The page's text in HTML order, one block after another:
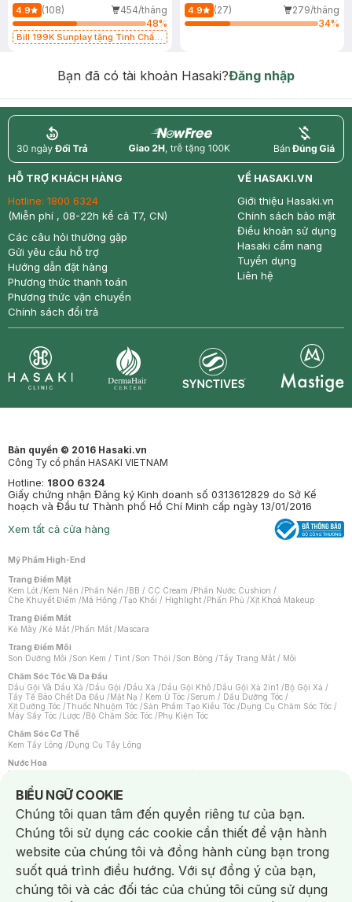
4.9 (108)
454/tháng
48%
Bill 199K Sunplay tặng Tinh Chất
4.9 (27)
279/tháng
34%
Bạn đã có tài khoản Hasaki?Đăng nhập
return nowfree price
HỖ TRỢ KHÁCH HÀNG
Hotline: 1800 6324
(Miễn phí , 08-22h kể cả T7, CN)
Các câu hỏi thường gặp
Gửi yêu cầu hỗ trợ
Hướng dẫn đặt hàng
Phương thức thanh toán
Phương thức vận chuyển
Chính sách đổi trả
VỀ HASAKI.VN
Giới thiệu Hasaki.vn
Chính sách bảo mật
Điều khoản sử dụng
Hasaki cẩm nang
Tuyển dụng
Liên hệ
Bản quyền © 2016 Hasaki.vn
Công Ty cổ phần HASAKI VIETNAM
Hotline: 1800 6324
Giấy chứng nhận Đăng ký Kinh doanh số 0313612829 do Sở Kế
hoạch và Đầu tư Thành phố Hồ Chí Minh cấp ngày 13/01/2016
Xem tất cả cửa hàng
Mỹ Phẩm High-End
Trang Điểm Mặt
Kem Lót /Kem Nền /Phấn Nền /BB / CC Cream /Phấn Nước Cushion /
Che Khuyết Điểm /Má Hồng /Tạo Khối / Highlight /Phấn Phủ /Xịt Khoá Makeup
Trang Điểm Mắt
Kẻ Mày /Kẻ Mắt /Phấn Mắt /Mascara
Trang Điểm Môi
Son Dưỡng Môi /Son Kem / Tint /Son Thỏi /Son Bóng /Tẩy Trang Mắt / Môi
Chăm Sóc Tóc Và Da Đầu
Dầu Gội Và Dầu Xả /Dầu Gội /Dầu Xả /Dầu Gội Khô /Dầu Gội Xả 2in1 /Bộ Gội Xả /
Tẩy Tế Bào Chết Da Đầu /Mặt Nạ / Kem Ủ Tóc /Serum / Dầu Dưỡng Tóc /
Xịt Dưỡng Tóc /Thuốc Nhuộm Tóc /Sản Phẩm Tạo Kiểu Tóc /Dụng Cụ Chăm Sóc Tóc /
Máy Sấy Tóc /Lược /Bộ Chăm Sóc Tóc /Phụ Kiện Tóc
Chăm Sóc Cơ Thể
Kem Tẩy Lông /Dụng Cụ Tẩy Lông
Nước Hoa
Nước Hoa Nữ
Chăm Sóc Cá Nhân
Chống Muỗi /Khẩu Trang /Máy Massage/Mặt Nạ Xông Hơi /Nước Rửa Tay/
Sản Phẩm Chăm Sóc Khác /Bàn Chải Đánh Răng /Bàn Chải Điện/
Hỗ Trợ Trắng Răng/Kem Đánh Răng /Máy Tăm Nước/ Nước Súc Miệng/
Tăm / Chỉ Nha Khoa/ Xịt Thơm Miệng / Dung Dịch Vệ Sinh/Dưỡng Vùng Kín/
Khăn Ướt Vệ Sinh Vùng Kín/Băng Vệ Sinh/Tampon/Bọt Cạo Râu /Dao Cạo Râu/
Máy Cạo Râu
Vấn Đề Về Da
Da Dầu / Lỗ Chân Lông To/ Da Khô / Mất Nước/ Da Lão Hóa/ Da Mụn/
Da Nhạy Cảm / Kích Ứng
Da Xỉn Màu Thâm / Nám / Tàn Nhang
BIỂU NGỮ COOKIE
Notice about cookies usage
Chúng tôi quan tâm đến quyền riêng tư của bạn.
Chúng tôi sử dụng các cookie cần thiết để vận hành
website của chúng tôi và đồng hành cùng bạn trong
suốt quá trình điều hướng. Với sự đồng ý của bạn,
chúng tôi và các đối tác của chúng tôi cũng sử dụng